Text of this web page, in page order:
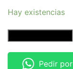
was:
Hay existencias
Pedir